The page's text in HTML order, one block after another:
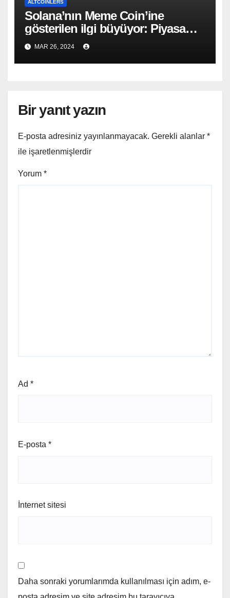
ALTCOINLERS
Solana’nın Meme Coin’ine
gösterilen ilgi büyüyor: Piyasa
değeri 250 milyon doları aştı!
MAR 26, 2024
Bir yanıt yazın
E-posta adresiniz yayınlanmayacak. Gerekli alanlar *
ile işaretlenmişlerdir
Yorum *
Ad *
E-posta *
İnternet sitesi
Daha sonraki yorumlarımda kullanılması için adım, e-